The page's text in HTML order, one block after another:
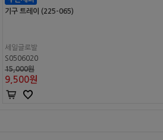
기구 트레이 (225-065)
세일글로발
S0506020
15,000원
9,500원